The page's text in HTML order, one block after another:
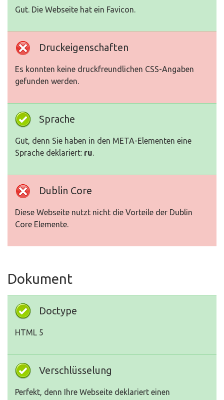
Gut. Die Webseite hat ein Favicon.
Druckeigenschaften
Es konnten keine druckfreundlichen CSS-Angaben
gefunden werden.
Sprache
Gut, denn Sie haben in den META-Elementen eine
Sprache deklariert: ru.
Dublin Core
Diese Webseite nutzt nicht die Vorteile der Dublin
Core Elemente.
Dokument
Doctype
HTML 5
Verschlüsselung
Perfekt, denn Ihre Webseite deklariert einen